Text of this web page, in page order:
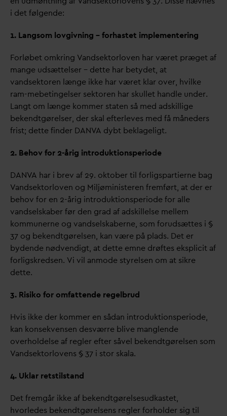
i det følgende:
1. Langsom lovgivning – forhastet implementering
Forløbet omkring Vandsektorloven har været præget af
mange udsættelser – dette har betydet, at
vandsektoren længe ikke har været klar over, hvilke
ram-mebetingelser sektoren har skullet handle under.
Langt om længe kommer staten så med adskillige
bekendtgørelser, der skal efterleves med få måneders
frist; dette finder DANVA dybt beklageligt.
2. Behov for 2-årig introduktionsperiode
DANVA har i brev af 29. oktober til forligspartierne bag
Vandsektorloven og Miljøministeren fremført, at der er
behov for en 2-årig introduktionsperiode for alle
vandselskaber før den grad af adskillelse mellem
kommunerne og vandselskaberne, som forudsættes i §
37 og bekendtgørelsen, kan være på plads. Det er
bydende nødvendigt, at dette emne drøftes eksplicit af
forligskredsen. Vi vil anmode styrelsen om at sikre
dette.
3. Risiko for omfattende regelbrud
Hvis ikke der kommer en sådan introduktionsperiode,
kan konsekvensen desværre blive manglende
overholdelse af regler efter såvel bekendtgørelsen som
Vandsektorlovens § 37 i stor skala.
4. Uklar retstilstand
Det fremgår ikke af bekendtgørelsesudkastet,
hvorledes bekendtgørelsens regler forholder sig til